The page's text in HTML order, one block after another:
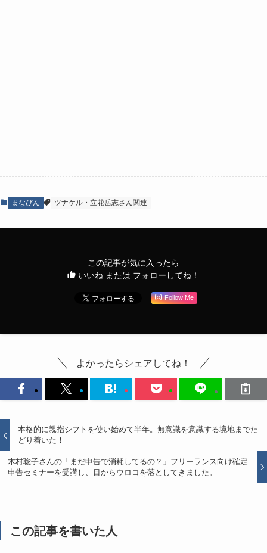
まなびん ツナケル・立花岳志さん関連
この記事が気に入ったら
いいね または フォローしてね！
Follow Me
よかったらシェアしてね！
本格的に親指シフトを使い始めて半年。無意識を意識する境地までた
どり着いた！
木村聡子さんの「まだ申告で消耗してるの？」フリーランス向け確定
申告セミナーを受講し、目からウロコを落としてきました。
この記事を書いた人